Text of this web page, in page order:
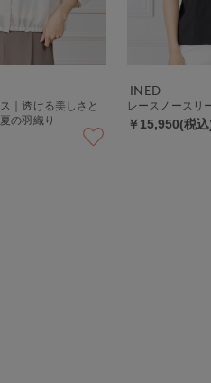
｜透ける美しさと
の羽織り
INED
レースノースリ
￥15,950(税込